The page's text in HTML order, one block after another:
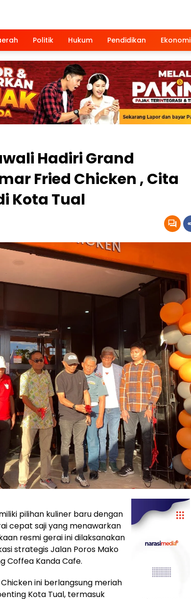
Politik Hukum Pendidikan Ekonomi
Hadiri Grand
Fried Chicken , Cita
Kota Tual
pilihan kuliner baru dengan
cepat saji yang menawarkan
resmi gerai ini dilaksanakan
strategis Jalan Poros Mako
Coffea Kanda Cafe.
ini berlangsung meriah
Kota Tual, termasuk